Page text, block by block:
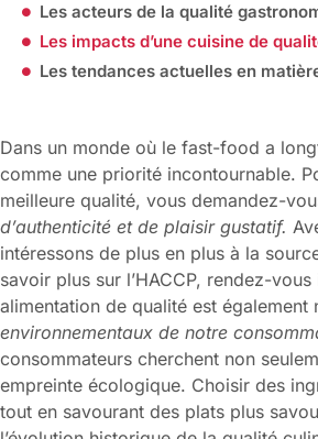
Les acteurs de la qualité
Les impacts d’une cuisine de
Les tendances actuelles en
Dans un monde où le fast-food a
comme une priorité incontournable.
meilleure qualité, vous demandez-
d’authenticité et de plaisir gustatif.
intéressons de plus en plus à la
savoir plus sur l’HACCP, rendez-vous
alimentation de qualité est
environnementaux de notre
consommateurs cherchent non
empreinte écologique. Choisir des
tout en savourant des plats plus